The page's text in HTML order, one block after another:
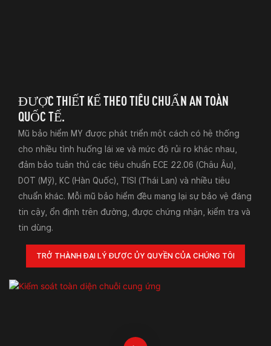
ĐƯỢC THIẾT KẾ THEO TIÊU CHUẨN AN TOÀN
QUỐC TẾ.
Mũ bảo hiểm MY được phát triển một cách có hệ thống
cho nhiều tình huống lái xe và mức độ rủi ro khác nhau,
đảm bảo tuân thủ các tiêu chuẩn ECE 22.06 (Châu Âu),
DOT (Mỹ), KC (Hàn Quốc), TISI (Thái Lan) và nhiều tiêu
chuẩn khác. Mỗi mũ bảo hiểm đều mang lại sự bảo vệ đáng
tin cậy, ổn định trên đường, được chứng nhận, kiểm tra và
tin dùng.
TRỞ THÀNH ĐẠI LÝ ĐƯỢC ỦY QUYỀN CỦA CHÚNG TÔI